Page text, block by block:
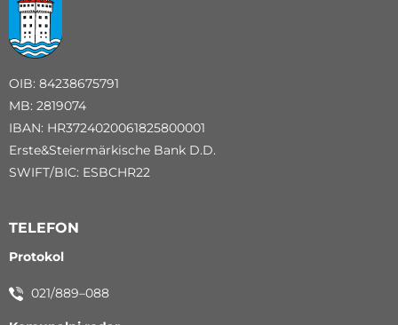
OIB: 84238675791
MB: 2819074
IBAN: HR3724020061825800001
Erste&Steiermärkische Bank D.D.
SWIFT/BIC: ESBCHR22
TELEFON
Protokol
021/889–088